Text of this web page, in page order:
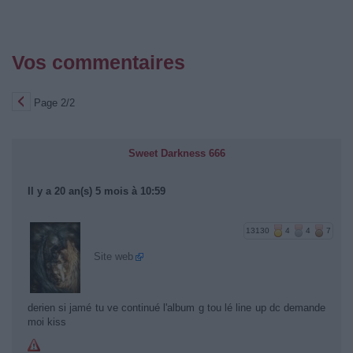
Vos commentaires
Page 2/2
Sweet Darkness 666
Il y a 20 an(s) 5 mois à 10:59
13130 4 4 7
Site web
derien si jamé tu ve continué l'album g tou lé line up dc demande
moi kiss